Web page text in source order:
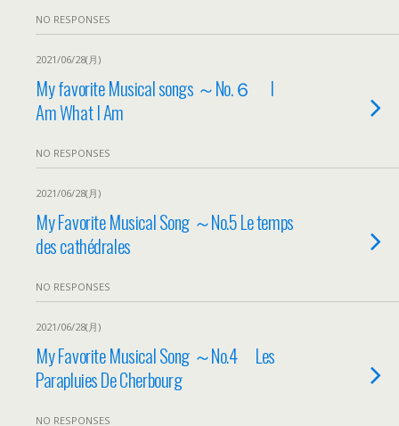
NO RESPONSES
2021/06/28(月)
My favorite Musical songs ～No.６ I
Am What I Am
NO RESPONSES
2021/06/28(月)
My Favorite Musical Song ～No.5 Le temps
des cathédrales
NO RESPONSES
2021/06/28(月)
My Favorite Musical Song ～No.4 Les
Parapluies De Cherbourg
NO RESPONSES